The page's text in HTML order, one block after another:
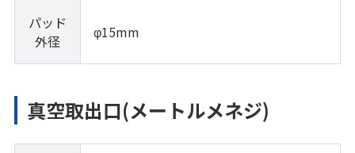
パッド
外径
φ15mm
真空取出口(メートルメネジ)